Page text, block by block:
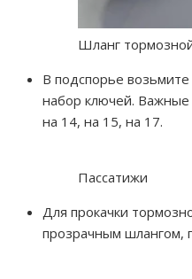
Шланг
В подспорье
набор ключей.
на 14, на 15, на 17.
Пассатижи
Для прокачки
прозрачным шлангом,